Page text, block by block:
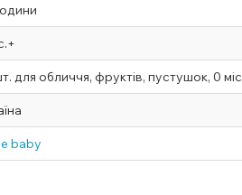
для обличчя, фруктів, пустушок, 0
baby